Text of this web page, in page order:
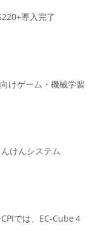
導入完了
けゲーム・機械学習
けんシステム
では、EC-Cube４